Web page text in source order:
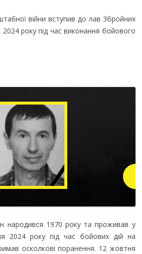
війни вступив до лав Збройних
2024 року під час виконання бойового
народився 1970 року та проживав у
2024 року під час бойових дій на
осколкові поранення. 12 жовтня